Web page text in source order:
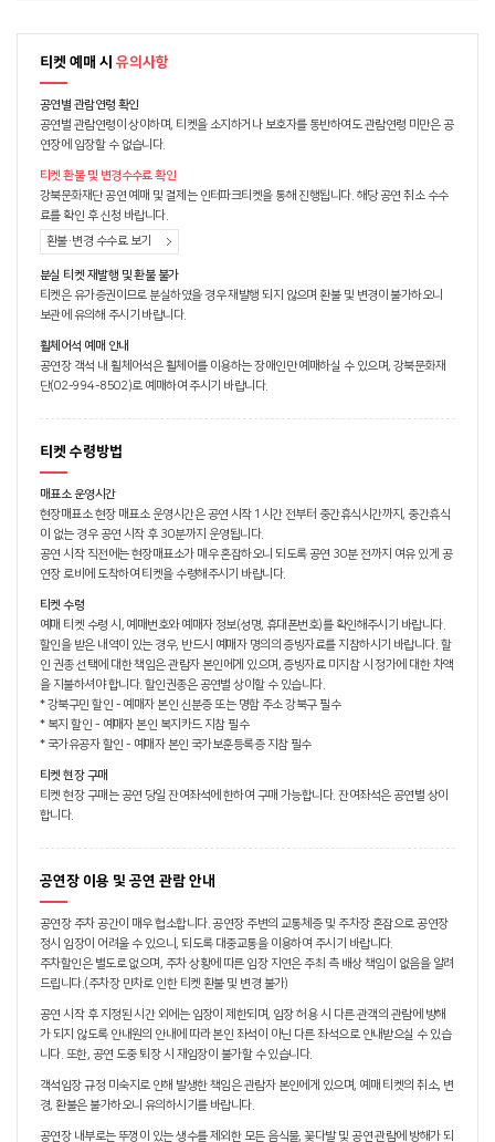
티켓 예매 시 유의사항
공연별 관람연령 확인
공연별 관람연령이 상이하며, 티켓을 소지하거나 보호자를 동반하여도 관람연령 미만은 공
연장에 입장할 수 없습니다.
티켓 환불 및 변경수수료 확인
강북문화재단 공연 예매 및 결제는 인터파크티켓을 통해 진행됩니다. 해당 공연 취소 수수
료를 확인 후 신청 바랍니다.
환불·변경 수수료 보기
분실 티켓 재발행 및 환불 불가
티켓은 유가증권이므로 분실하였을 경우 재발행 되지 않으며 환불 및 변경이 불가하오니
보관에 유의해 주시기 바랍니다.
휠체어석 예매 안내
공연장 객석 내 휠체어석은 휠체어를 이용하는 장애인만 예매하실 수 있으며, 강북문화재
단(02-994-8502)로 예매하여 주시기 바랍니다.
티켓 수령방법
매표소 운영시간
현장매표소 현장 매표소 운영시간은 공연 시작 1시간 전부터 중간휴식시간까지, 중간휴식
이 없는 경우 공연 시작 후 30분까지 운영됩니다.
공연 시작 직전에는 현장매표소가 매우 혼잡하오니 되도록 공연 30분 전까지 여유 있게 공
연장 로비에 도착하여 티켓을 수령해주시기 바랍니다.
티켓 수령
예매 티켓 수령 시, 예매번호와 예매자 정보(성명, 휴대폰번호)를 확인해주시기 바랍니다.
할인을 받은 내역이 있는 경우, 반드시 예매자 명의의 증빙자료를 지참하시기 바랍니다. 할
인 권종 선택에 대한 책임은 관람자 본인에게 있으며, 증빙자료 미지참 시 정가에 대한 차액
을 지불하셔야 합니다. 할인권종은 공연별 상이할 수 있습니다.
* 강북구민 할인 - 예매자 본인 신분증 또는 명함 주소 강북구 필수
* 복지 할인 - 예매자 본인 복지카드 지참 필수
* 국가유공자 할인 - 예매자 본인 국가보훈등록증 지참 필수
티켓 현장 구매
티켓 현장 구매는 공연 당일 잔여좌석에 한하여 구매 가능합니다. 잔여좌석은 공연별 상이
합니다.
공연장 이용 및 공연 관람 안내
공연장 주차 공간이 매우 협소합니다. 공연장 주변의 교통체증 및 주차장 혼잡으로 공연장
정시 입장이 어려울 수 있으니, 되도록 대중교통을 이용하여 주시기 바랍니다.
주차할인은 별도로 없으며, 주차 상황에 따른 입장 지연은 주최 측 배상 책임이 없음을 알려
드립니다.(주차장 만차로 인한 티켓 환불 및 변경 불가)
공연 시작 후 지정된 시간 외에는 입장이 제한되며, 입장 허용 시 다른 관객의 관람에 방해
가 되지 않도록 안내원의 안내에 따라 본인 좌석이 아닌 다른 좌석으로 안내받으실 수 있습
니다. 또한, 공연 도중 퇴장 시 재입장이 불가할 수 있습니다.
객석입장 규정 미숙지로 인해 발생한 책임은 관람자 본인에게 있으며, 예매 티켓의 취소, 변
경, 환불은 불가하오니 유의하시기를 바랍니다.
공연장 내부로는 뚜껑이 있는 생수를 제외한 모든 음식물, 꽃다발 및 공연 관람에 방해가 되